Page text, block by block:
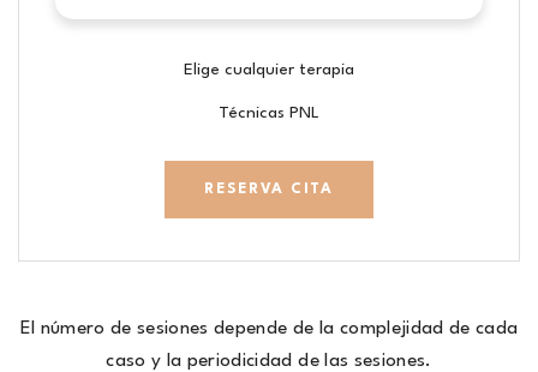
Elige cualquier terapia
Técnicas PNL
RESERVA CITA
El número de sesiones depende de la complejidad de cada
caso y la periodicidad de las sesiones.